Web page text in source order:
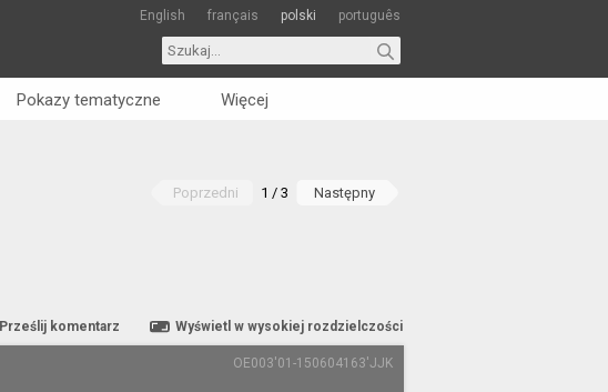
English français polski português
Pokazy tematyczne Więcej
Poprzedni 1 / 3 Następny
Wyświetl w wysokiej rozdzielczości
Prześlij komentarz
OE003'01-150604163'JJK